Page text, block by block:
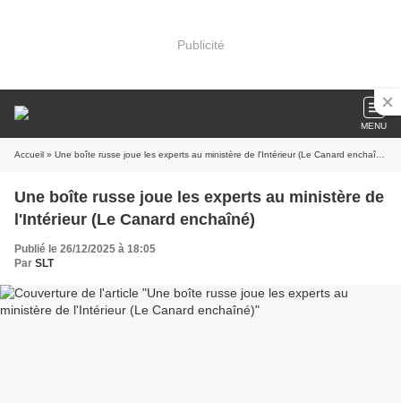
Publicité
MENU
Accueil » Une boîte russe joue les experts au ministère de l'Intérieur (Le Canard enchaîné)
Une boîte russe joue les experts au ministère de
l'Intérieur (Le Canard enchaîné)
Publié le 26/12/2025 à 18:05
Par SLT